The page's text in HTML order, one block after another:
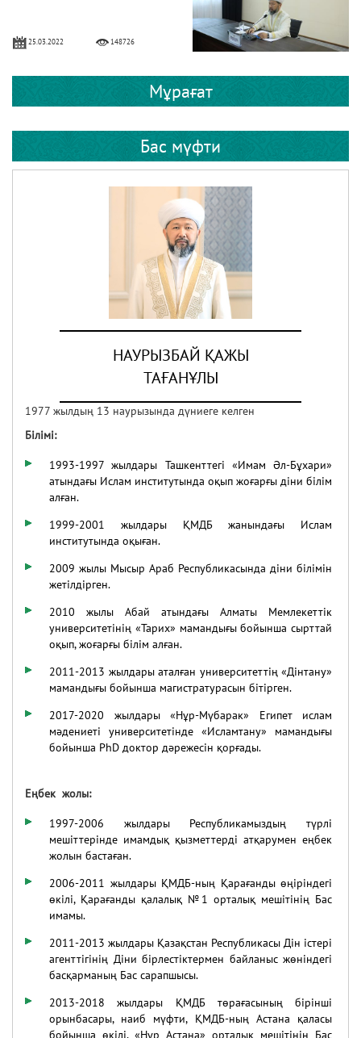
25.03.2022 148726
ЕРЕЖЕП ​​– БЕРЕКЕЛІ АЙ
24 СӘУІР – РАМАЗАН АЙЫНЫҢ
НАУРЫЗБАЙ ҚАЖЫ ТАҒАНҰЛЫ БАС
МҮФТИ БОЛЫП САЙЛАНДЫ (ФОТО)
43774
МЕРЕКЕСІНІҢ БІРІНШІ КҮНІ!
30.06.2022
Мұрағат
Бас мүфти
НАУРЫЗБАЙ ҚАЖЫ
ТАҒАНҰЛЫ
1977 жылдың 13 наурызында дүниеге келген
Білімі:
1993-1997 жылдары Ташкенттегі «Имам Әл-Бұхари»
атындағы Ислам институтында оқып жоғарғы діни білім
алған.
1999-2001 жылдары ҚМДБ жанындағы Ислам
институтында оқыған.
2009 жылы Мысыр Араб Республикасында діни білімін
жетілдірген.
2010 жылы Абай атындағы Алматы Мемлекеттік
университетінің «Тарих» мамандығы бойынша сырттай
оқып, жоғарғы білім алған.
2011-2013 жылдары аталған университеттің «Дінтану»
мамандығы бойынша магистратурасын бітірген.
2017-2020 жылдары «Нұр-Мүбарак» Египет ислам
мәдениеті университетінде «Исламтану» мамандығы
бойынша PhD доктор дәрежесін қорғады.
Еңбек жолы:
1997-2006 жылдары Республикамыздың түрлі
мешіттерінде имамдық қызметтерді атқарумен еңбек
жолын бастаған.
2006-2011 жылдары ҚМДБ-ның Қарағанды өңіріндегі
өкілі, Қарағанды қалалық №1 орталық мешітінің Бас
имамы.
2011-2013 жылдары Қазақстан Республикасы Дін істері
агенттігінің Діни бірлестіктермен байланыс жөніндегі
басқарманың Бас сарапшысы.
2013-2018 жылдары ҚМДБ төрағасының бірінші
орынбасары, наиб мүфти, ҚМДБ-ның Астана қаласы
бойынша өкілі, «Нұр Астана» орталық мешітінің Бас